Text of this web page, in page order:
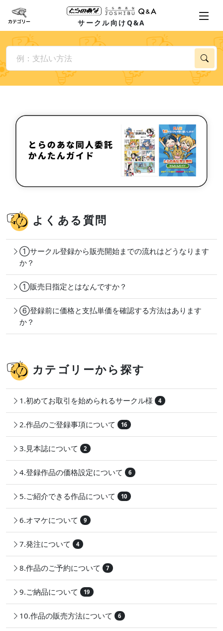
サークル向けQ&A
よくある質問
①サークル登録から販売開始までの流れはどうなります
か？
①販売日指定とはなんですか？
⑥登録前に価格と支払単価を確認する方法はあります
か？
カテゴリーから探す
1.初めてお取引を始められるサークル様 4
2.作品のご登録事項について 16
3.見本誌について 2
4.登録作品の価格設定について 6
5.ご紹介できる作品について 10
6.オマケについて 9
7.発注について 4
8.作品のご予約について 7
9.ご納品について 19
10.作品の販売方法について 6